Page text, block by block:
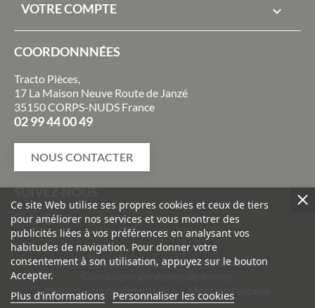
VOTRE COMPTE 
COORDONNNÉES
Tracto Pièces,
17 La Maison Neuve Route de Janzé
35150 CORPS-NUDS France
02 99 44 00 49
NOUS CONTACTER
SUIVEZ-NOUS
Livraisons et retours
Paiement sécurisé
Politique de confidentialité
Mentions légales
Ce site Web utilise ses propres cookies et ceux de tiers
pour améliorer nos services et vous montrer des
publicités liées à vos préférences en analysant vos
habitudes de navigation. Pour donner votre
consentement à son utilisation, appuyez sur le bouton
Accepter.
Plus d'informations Personnaliser les cookies